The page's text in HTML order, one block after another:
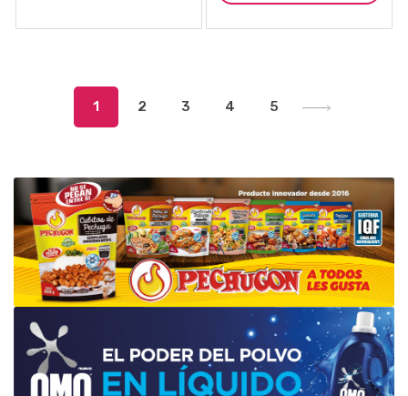
1 2 3 4 5